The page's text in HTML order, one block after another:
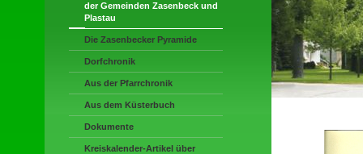
der Gemeinden Zasenbeck und
Plastau
Die Zasenbecker Pyramide
Dorfchronik
Aus der Pfarrchronik
Aus dem Küsterbuch
Dokumente
Kreiskalender-Artikel über